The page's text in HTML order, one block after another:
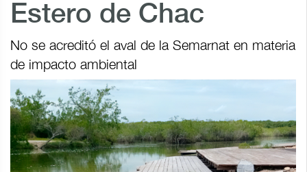
Estero de Chac
No se acreditó el aval de la Semarnat en materia
de impacto ambiental